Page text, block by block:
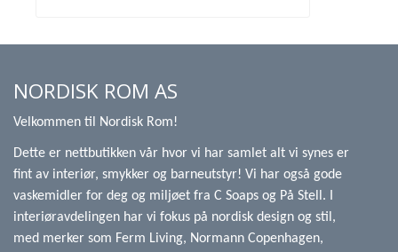
NORDISK ROM AS
Velkommen til Nordisk Rom!
Dette er nettbutikken vår hvor vi har samlet alt vi synes er
fint av interiør, smykker og barneutstyr! Vi har også gode
vaskemidler for deg og miljøet fra C Soaps og På Stell. I
interiøravdelingen har vi fokus på nordisk design og stil,
med merker som Ferm Living, Normann Copenhagen,